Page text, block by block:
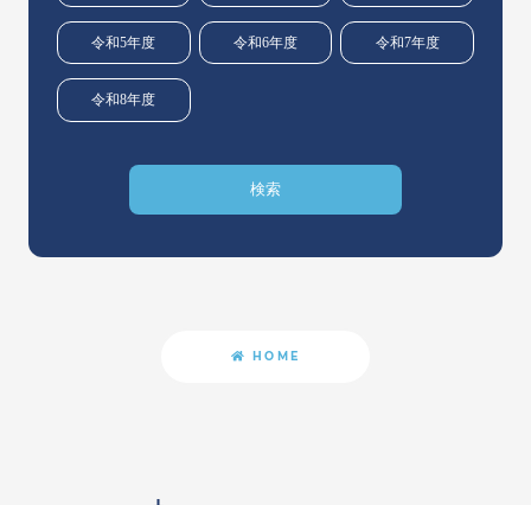
令和5年度 令和6年度 令和7年度
令和8年度
HOME